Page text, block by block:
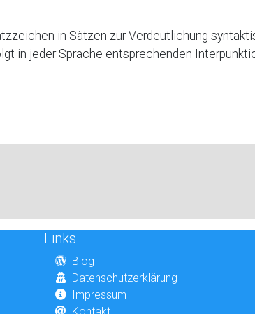
in Sätzen zur Verdeutlichung
in jeder Sprache entsprechenden
Links
Blog
Datenschutzerklärung
Impressum
Kontakt